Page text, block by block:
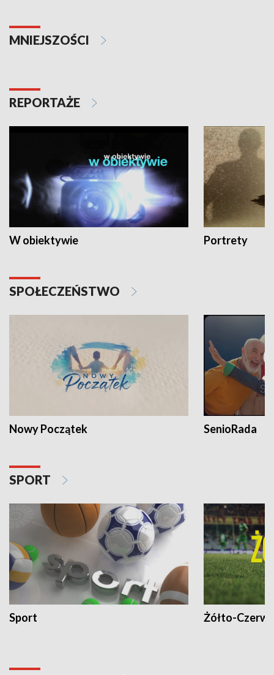
MNIEJSZOŚCI
REPORTAŻE
W obiektywie Portrety
SPOŁECZEŃSTWO
Nowy Początek SenioRada
SPORT
Sport Żółto-